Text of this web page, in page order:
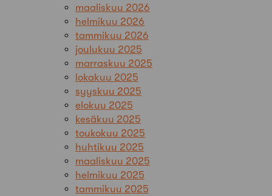
maaliskuu 2026
helmikuu 2026
tammikuu 2026
joulukuu 2025
marraskuu 2025
lokakuu 2025
syyskuu 2025
elokuu 2025
kesäkuu 2025
toukokuu 2025
huhtikuu 2025
maaliskuu 2025
helmikuu 2025
tammikuu 2025